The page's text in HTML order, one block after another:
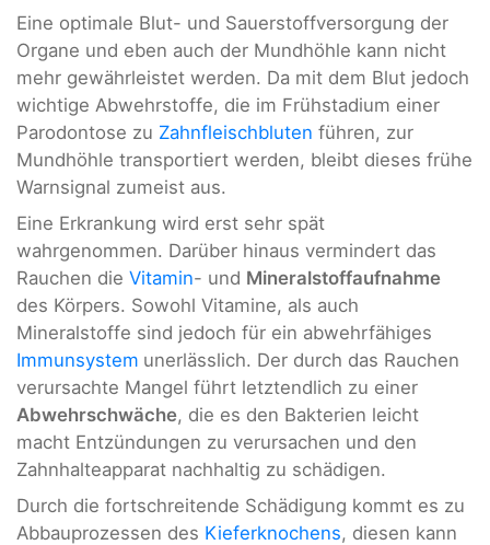
Eine optimale Blut- und Sauerstoffversorgung der
Organe und eben auch der Mundhöhle kann nicht
mehr gewährleistet werden. Da mit dem Blut jedoch
wichtige Abwehrstoffe, die im Frühstadium einer
Parodontose zu Zahnfleischbluten führen, zur
Mundhöhle transportiert werden, bleibt dieses frühe
Warnsignal zumeist aus.
Eine Erkrankung wird erst sehr spät
wahrgenommen. Darüber hinaus vermindert das
Rauchen die Vitamin- und Mineralstoffaufnahme
des Körpers. Sowohl Vitamine, als auch
Mineralstoffe sind jedoch für ein abwehrfähiges
Immunsystem unerlässlich. Der durch das Rauchen
verursachte Mangel führt letztendlich zu einer
Abwehrschwäche, die es den Bakterien leicht
macht Entzündungen zu verursachen und den
Zahnhalteapparat nachhaltig zu schädigen.
Durch die fortschreitende Schädigung kommt es zu
Abbauprozessen des Kieferknochens, diesen kann